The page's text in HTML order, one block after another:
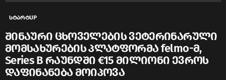
სტარტUP
შინაური ცხოველების ვეტერინარული
მომსახურების პლატფორმა felmo-მ,
Series B რაუნდში €15 მილიონი ევროს
დაფინანება მოიპოვა